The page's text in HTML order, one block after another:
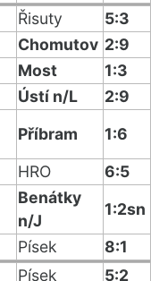
Řisuty
5:3
Chomutov 2:9
Most
1:3
Ústí n/L
2:9
Příbram
1:6
HRO
6:5
Benátky
n/J
1:2sn
Písek
8:1
Písek 5:2